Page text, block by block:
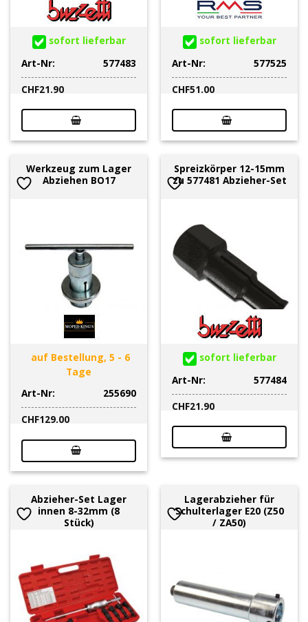
sofort lieferbar
Art-Nr:
577483
CHF21.90
sofort lieferbar
Art-Nr:
577525
CHF51.00
Werkzeug zum Lager
Abziehen BO17
auf Bestellung, 5 - 6
Tage
Art-Nr:
255690
CHF129.00
Spreizkörper 12-15mm
zu 577481 Abzieher-Set
sofort lieferbar
Art-Nr:
577484
CHF21.90
Abzieher-Set Lager
innen 8-32mm (8
Stück)
Lagerabzieher für
Schulterlager E20 (Z50
/ ZA50)